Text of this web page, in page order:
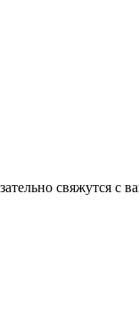
свяжутся с